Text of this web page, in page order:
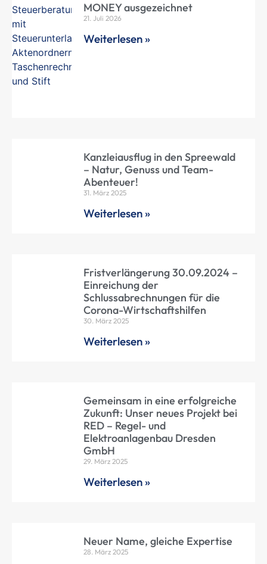
MONEY ausgezeichnet
21. Juli 2026
Weiterlesen »
Kanzleiausflug in den Spreewald
– Natur, Genuss und Team-
Abenteuer!
31. März 2025
Weiterlesen »
Fristverlängerung 30.09.2024 –
Einreichung der
Schlussabrechnungen für die
Corona-Wirtschaftshilfen
30. März 2025
Weiterlesen »
Gemeinsam in eine erfolgreiche
Zukunft: Unser neues Projekt bei
RED – Regel- und
Elektroanlagenbau Dresden
GmbH
29. März 2025
Weiterlesen »
Neuer Name, gleiche Expertise
28. März 2025